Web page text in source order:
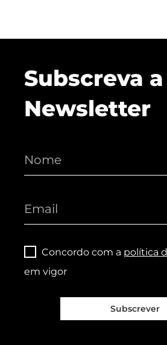
Subscreva a
Newsletter
Concordo com a política
em vigor
Subscrever